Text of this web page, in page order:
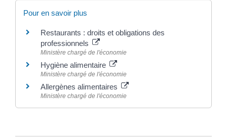
Pour en savoir plus
Restaurants : droits et obligations des
professionnels
Ministère chargé de l'économie
Hygiène alimentaire
Ministère chargé de l'économie
Allergènes alimentaires
Ministère chargé de l'économie